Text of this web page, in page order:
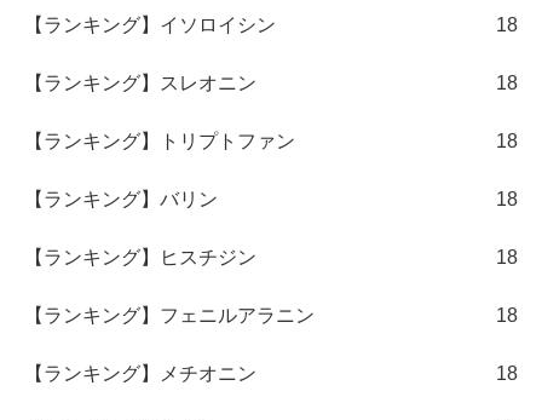
【ランキング】イソロイシン 18
【ランキング】スレオニン 18
【ランキング】トリプトファン 18
【ランキング】バリン 18
【ランキング】ヒスチジン 18
【ランキング】フェニルアラニン 18
【ランキング】メチオニン 18